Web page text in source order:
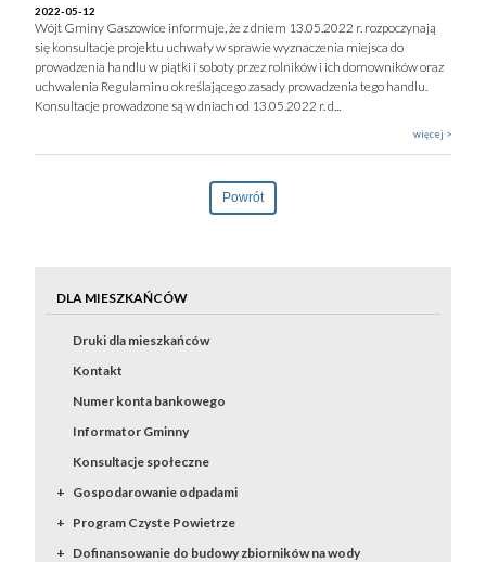
2022-05-12
Wójt Gminy Gaszowice informuje, że z dniem 13.05.2022 r. rozpoczynają
się konsultacje projektu uchwały w sprawie wyznaczenia miejsca do
prowadzenia handlu w piątki i soboty przez rolników i ich domowników oraz
uchwalenia Regulaminu określającego zasady prowadzenia tego handlu.
Konsultacje prowadzone są w dniach od 13.05.2022 r. d...
więcej >
Powrót
DLA MIESZKAŃCÓW
Druki dla mieszkańców
Kontakt
Numer konta bankowego
Informator Gminny
Konsultacje społeczne
Gospodarowanie odpadami
Program Czyste Powietrze
Dofinansowanie do budowy zbiorników na wody